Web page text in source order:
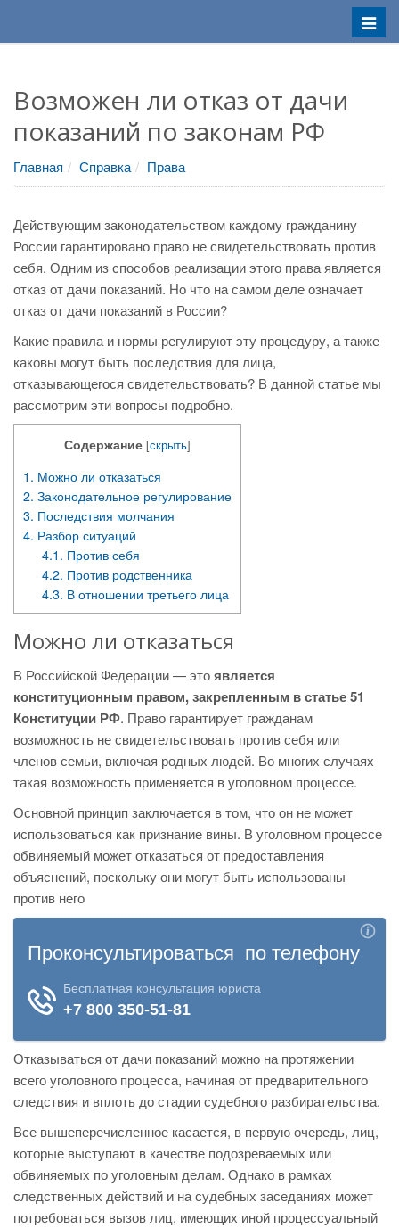
Меню
Возможен ли отказ от дачи
показаний по законам РФ
Главная Справка Права
Действующим законодательством каждому гражданину
России гарантировано право не свидетельствовать против
себя. Одним из способов реализации этого права является
отказ от дачи показаний. Но что на самом деле означает
отказ от дачи показаний в России?
Какие правила и нормы регулируют эту процедуру, а также
каковы могут быть последствия для лица,
отказывающегося свидетельствовать? В данной статье мы
рассмотрим эти вопросы подробно.
Содержание [скрыть]
1. Можно ли отказаться
2. Законодательное регулирование
3. Последствия молчания
4. Разбор ситуаций
4.1. Против себя
4.2. Против родственника
4.3. В отношении третьего лица
Можно ли отказаться
В Российской Федерации — этоявляется
конституционным правом, закрепленным в статье 51
Конституции РФ. Право гарантирует гражданам
возможность не свидетельствовать против себя или
членов семьи, включая родных людей. Во многих случаях
такая возможность применяется в уголовном процессе.
Основной принцип заключается в том, что он не может
использоваться как признание вины. В уголовном процессе
обвиняемый может отказаться от предоставления
объяснений, поскольку они могут быть использованы
против него
Отказываться от дачи показаний можно на протяжении
всего уголовного процесса, начиная от предварительного
следствия и вплоть до стадии судебного разбирательства.
Все вышеперечисленное касается, в первую очередь, лиц,
которые выступают в качестве подозреваемых или
обвиняемых по уголовным делам. Однако в рамках
следственных действий и на судебных заседаниях может
потребоваться вызов лиц, имеющих иной процессуальный